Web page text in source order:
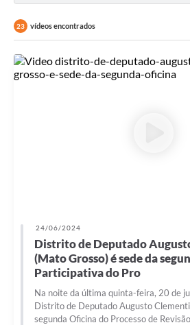
Plano Diretor Participativo de Serro/MG
Planejamento e Orçamento Público: PPA -
LDO
Lei Aldir Blanc
Carta de Serviços
Chamamento Público
23 vídeos encontrados
24/06/2024
Distrito de Deputado
(Mato Grosso) é sede da
Participativa do Pro
Na noite da última quinta-feira, 20 de
Distrito de Deputado Augusto
segunda Oficina do Processo de